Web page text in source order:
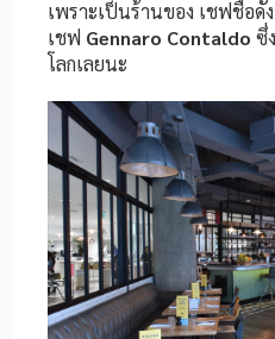
เพราะเป็นร้านของ เชฟชื่อดั
เชฟ Gennaro Contaldo ซึ่
โลกเลยนะ